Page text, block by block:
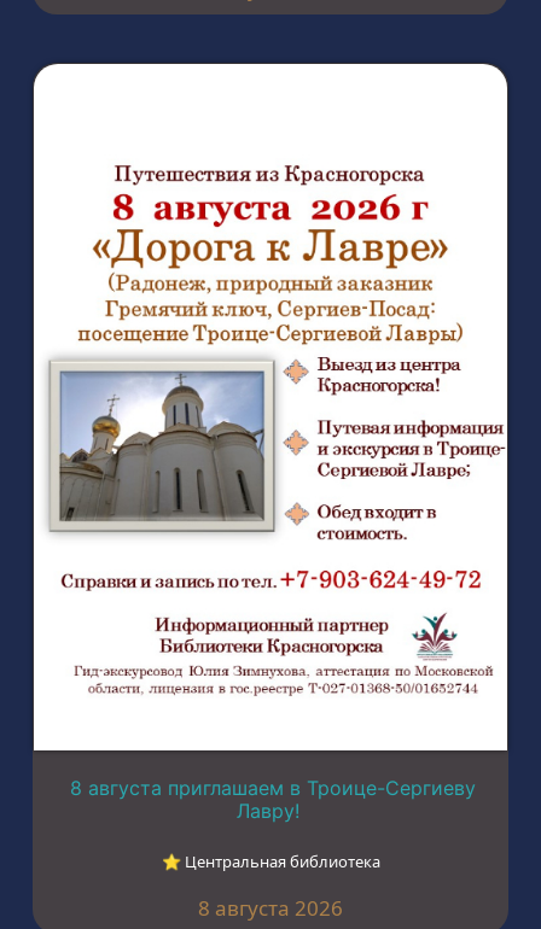
8 августа приглашаем в Троице-Сергиеву
Лавру!
⭐︎ Центральная библиотека
8 августа 2026